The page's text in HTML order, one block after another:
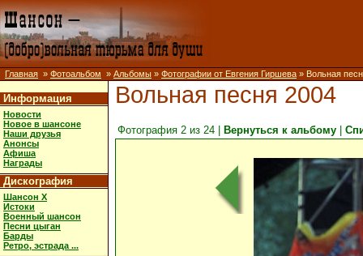
Главная » Фотоальбом » Альбомы » Фотографии от Евгения Гиршева » Вольная
Информация
Новости
Новое в шансоне
Наши друзья
Анонсы
Афиша
Награды
Дискография
Шансон X
Истоки
Военный шансон
Песни цыган
Барды
Ретро, эстрада ...
Вольная песня 2004
Фотография 2 из 24 | Вернуться к альбому